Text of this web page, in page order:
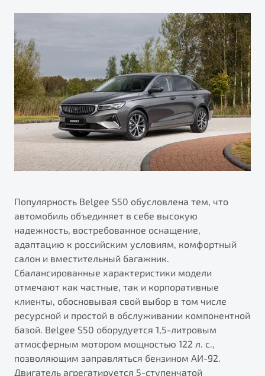
Универсальный кроссовер
от 2 499 990 ₽*
Обзор В наличии
Запись на сервис
Клиентская поддержка
Популярность Belgee S50 обусловлена тем, что
автомобиль объединяет в себе высокую
надежность, востребованное оснащение,
адаптацию к российским условиям, комфортный
салон и вместительный багажник.
Сбалансированные характеристики модели
отмечают как частные, так и корпоративные
клиенты, обосновывая свой выбор в том числе
ресурсной и простой в обслуживании компонентной
базой. Belgee S50 оборудуется 1,5-литровым
атмосферным мотором мощностью 122 л. с.,
позволяющим заправляться бензином АИ-92.
Двигатель агрегатируется 5-ступенчатой